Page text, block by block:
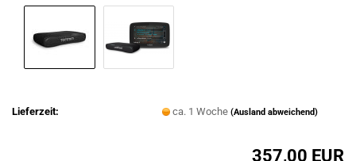
Lieferzeit: ca. 1 Woche(Ausland abweichend)
357,00 EUR